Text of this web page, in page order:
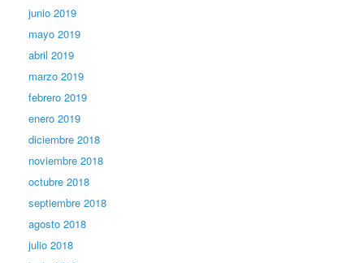
junio 2019
mayo 2019
abril 2019
marzo 2019
febrero 2019
enero 2019
diciembre 2018
noviembre 2018
octubre 2018
septiembre 2018
agosto 2018
julio 2018